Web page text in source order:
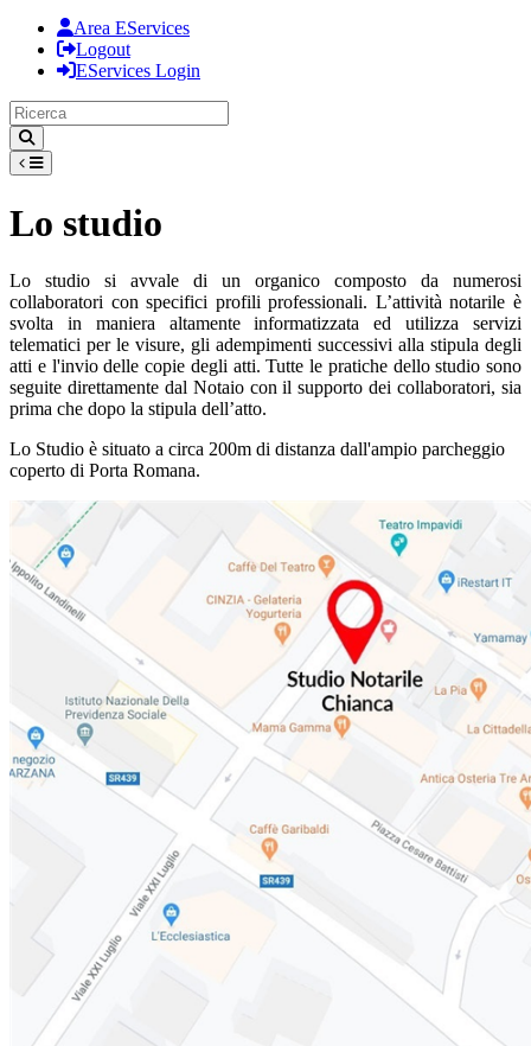
Area EServices
Logout
EServices Login
Lo studio
Lo studio si avvale di un organico composto da numerosi
collaboratori con specifici profili professionali. L’attività notarile è
svolta in maniera altamente informatizzata ed utilizza servizi
telematici per le visure, gli adempimenti successivi alla stipula degli
atti e l'invio delle copie degli atti. Tutte le pratiche dello studio sono
seguite direttamente dal Notaio con il supporto dei collaboratori, sia
prima che dopo la stipula dell’atto.
Lo Studio è situato a circa 200m di distanza dall'ampio parcheggio
coperto di Porta Romana.